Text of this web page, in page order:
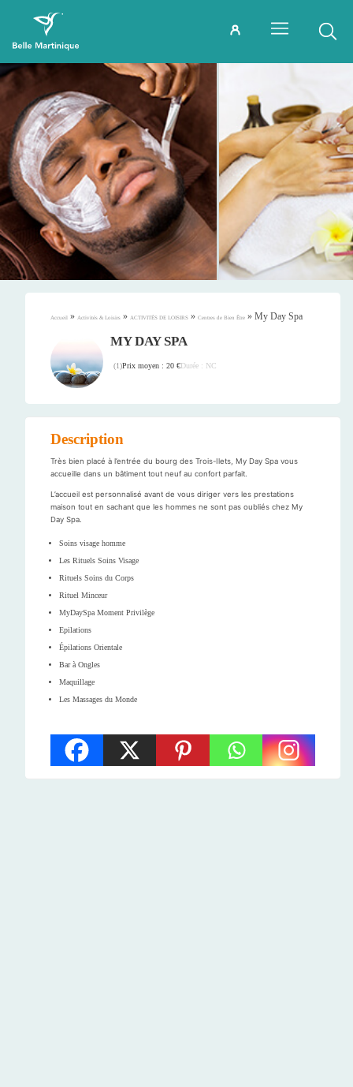
Accueil » Activités & Loisirs » ACTIVITÉS DE LOISIRS » Centres de Bien Être » My Day Spa
MY DAY SPA
(1)Prix moyen : 20 €Durée : NC
Description
Très bien placé à l’entrée du bourg des Trois-Ilets, My Day Spa vous
accueille dans un bâtiment tout neuf au confort parfait.
L’accueil est personnalisé avant de vous diriger vers les prestations
maison tout en sachant que les hommes ne sont pas oubliés chez My
Day Spa.
Soins visage homme
Les Rituels Soins Visage
Rituels Soins du Corps
Rituel Minceur
MyDaySpa Moment Privilège
Epilations
Épilations Orientale
Bar à Ongles
Maquillage
Les Massages du Monde